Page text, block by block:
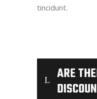
tincidunt.
ARE